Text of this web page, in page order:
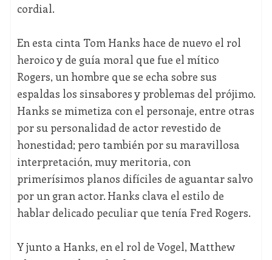
cordial.
En esta cinta Tom Hanks hace de nuevo el rol
heroico y de guía moral que fue el mítico
Rogers, un hombre que se echa sobre sus
espaldas los sinsabores y problemas del prójimo.
Hanks se mimetiza con el personaje, entre otras
por su personalidad de actor revestido de
honestidad; pero también por su maravillosa
interpretación, muy meritoria, con
primerísimos planos difíciles de aguantar salvo
por un gran actor. Hanks clava el estilo de
hablar delicado peculiar que tenía Fred Rogers.
Y junto a Hanks, en el rol de Vogel, Matthew